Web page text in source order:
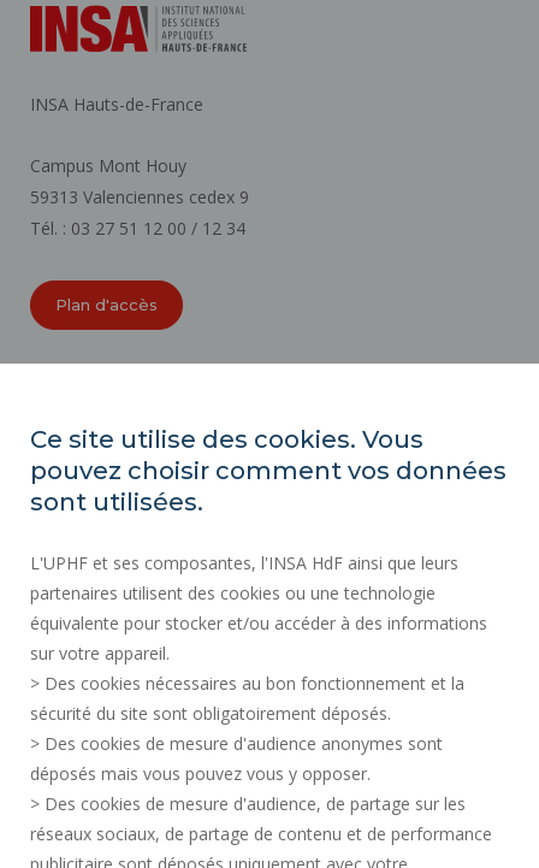
INSA Hauts-de-France
Campus Mont Houy
59313 Valenciennes cedex 9
Tél. : 03 27 51 12 00 / 12 34
Plan d'accès
PLAN DU SITE
DONNÉES PERSONNELLES
MARCHÉS PUBLICS
MENTIONS LÉGALES
CRÉDITS
ESPACE PRESSE
SERVICES PUBLICS +
CONTACTS
Ce site utilise des cookies. Vous
pouvez choisir comment vos données
sont utilisées.
L'UPHF et ses composantes, l'INSA HdF ainsi que leurs
partenaires utilisent des cookies ou une technologie
équivalente pour stocker et/ou accéder à des informations
sur votre appareil.
> Des cookies nécessaires au bon fonctionnement et la
sécurité du site sont obligatoirement déposés.
> Des cookies de mesure d'audience anonymes sont
déposés mais vous pouvez vous y opposer.
> Des cookies de mesure d'audience, de partage sur les
réseaux sociaux, de partage de contenu et de performance